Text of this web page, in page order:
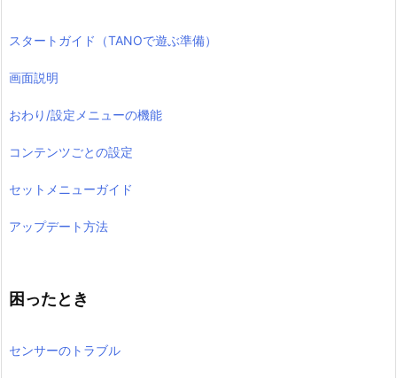
スタートガイド（TANOで遊ぶ準備）
画面説明
おわり/設定メニューの機能
コンテンツごとの設定
セットメニューガイド
アップデート方法
困ったとき
センサーのトラブル